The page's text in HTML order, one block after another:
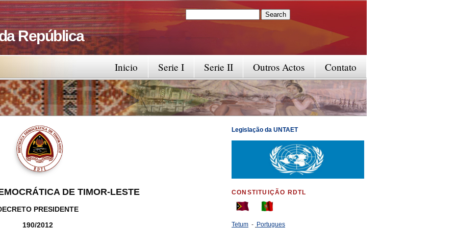
República
Search form
Contato
Outros Actos
Serie II
Serie I
Inicio
DE TIMOR-LESTE
PRESIDENTE
190/2012
Legislação da UNTAET
CONSTITUIÇÃO RDTL
Tetum - Portugues